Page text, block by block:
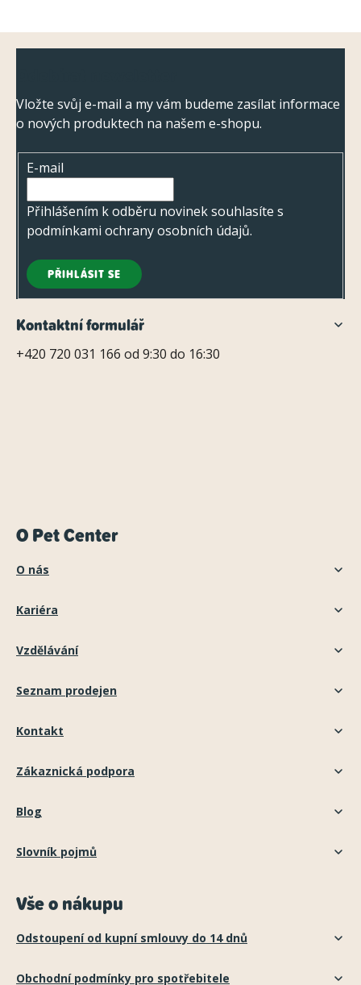
y
v
p
i
s
Vložte svůj e-mail a my vám budeme zasílat informace
o nových produktech na našem e-shopu.
E-mail
Přihlášením k odběru novinek souhlasíte s
podmínkami ochrany osobních údajů.
PŘIHLÁSIT SE
Kontaktní formulář
+420 720 031 166 od 9:30 do 16:30
O Pet Center
O nás
Kariéra
Vzdělávání
Seznam prodejen
Kontakt
Zákaznická podpora
Blog
Slovník pojmů
Vše o nákupu
Odstoupení od kupní smlouvy do 14 dnů
Obchodní podmínky pro spotřebitele